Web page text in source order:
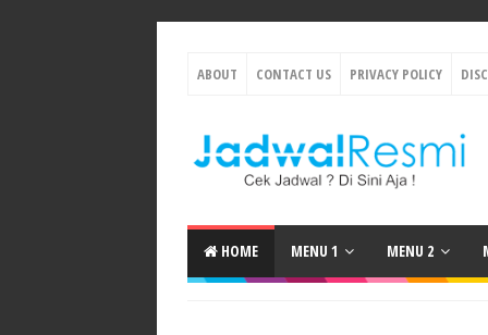
ABOUT CONTACT US PRIVACY POLICY
HOME MENU 1 MENU 2